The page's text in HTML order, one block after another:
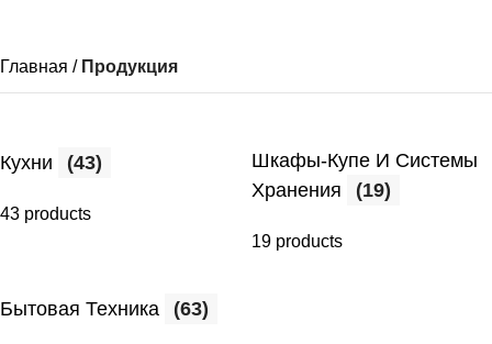
Главная Продукция
Кухни (43)
43 products
Шкафы-Купе И Системы
Хранения
(19)
19 products
Бытовая Техника (63)